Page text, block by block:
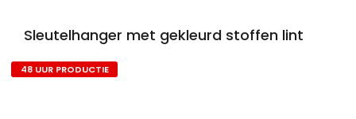
Sleutelhanger met gekleurd stoffen lint
Naar
48 UUR PRODUCTIE